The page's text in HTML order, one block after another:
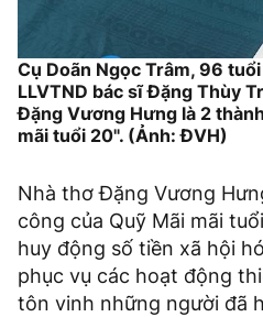
Cụ Doãn Ngọc Trâm, 96
LLVTND bác sĩ Đặng Thùy
Đặng Vương Hưng là 2
mãi tuổi 20". (Ảnh: ĐVH)
Nhà thơ Đặng Vương
công của Quỹ Mãi mãi
huy động số tiền xã hội
phục vụ các hoạt động
tôn vinh những người đã